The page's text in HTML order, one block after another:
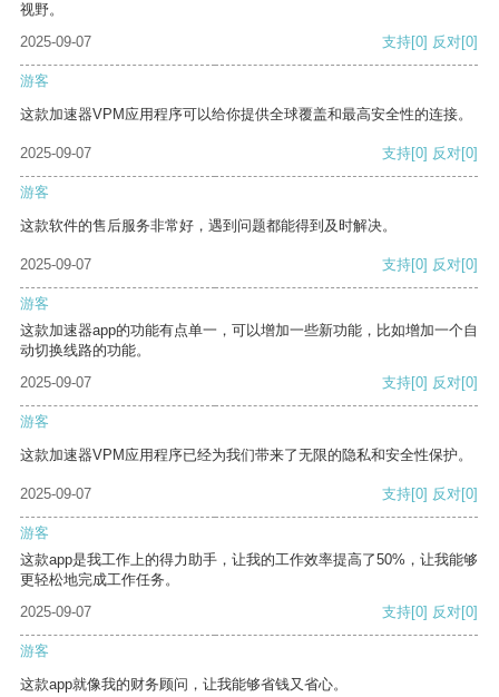
视野。
2025-09-07
支持[0] 反对[0]
游客
这款加速器VPM应用程序可以给你提供全球覆盖和最高安全性的连接。
2025-09-07 支持[0] 反对[0]
游客
这款软件的售后服务非常好，遇到问题都能得到及时解决。
2025-09-07 支持[0] 反对[0]
游客
这款加速器app的功能有点单一，可以增加一些新功能，比如增加一个自
动切换线路的功能。
2025-09-07
支持[0] 反对[0]
游客
这款加速器VPM应用程序已经为我们带来了无限的隐私和安全性保护。
2025-09-07 支持[0] 反对[0]
游客
这款app是我工作上的得力助手，让我的工作效率提高了50%，让我能够
更轻松地完成工作任务。
2025-09-07
支持[0] 反对[0]
游客
这款app就像我的财务顾问，让我能够省钱又省心。